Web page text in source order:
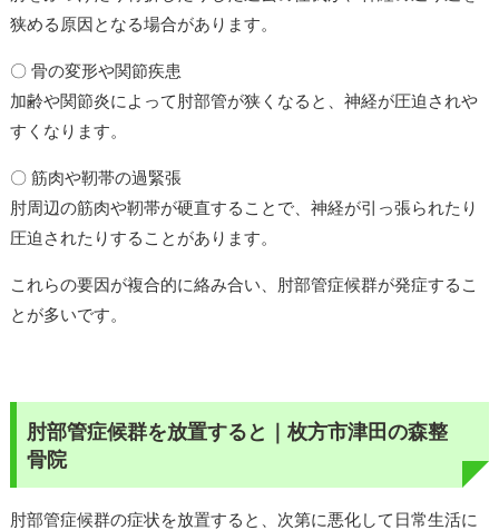
狭める原因となる場合があります。
〇 骨の変形や関節疾患
加齢や関節炎によって肘部管が狭くなると、神経が圧迫されや
すくなります。
〇 筋肉や靭帯の過緊張
肘周辺の筋肉や靭帯が硬直することで、神経が引っ張られたり
圧迫されたりすることがあります。
これらの要因が複合的に絡み合い、肘部管症候群が発症するこ
とが多いです。
肘部管症候群を放置すると｜枚方市津田の森整
骨院
肘部管症候群の症状を放置すると、次第に悪化して日常生活に